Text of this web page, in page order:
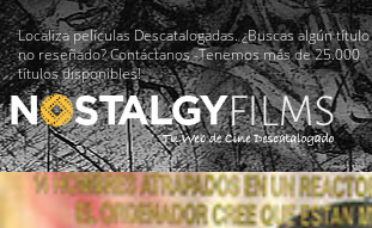
Localiza películas Descatalogadas. ¿Buscas algún título
no reseñado? Contáctanos -Tenemos más de 25.000
títulos disponibles!